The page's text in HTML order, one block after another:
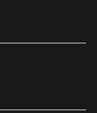
o